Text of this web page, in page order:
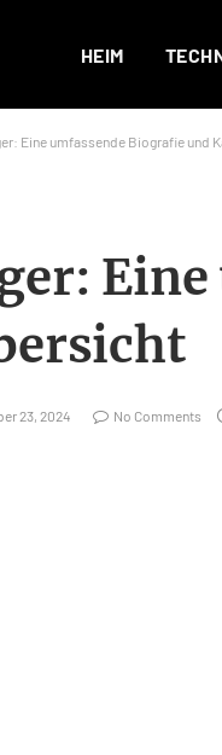
HEIM
Eine umfassende Biografie und
23, 2024 No Comments